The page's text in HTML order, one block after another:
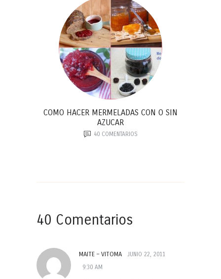
COMO HACER MERMELADAS CON O SIN
AZUCAR
40COMENTARIOS
40 Comentarios
MAITE – VITOMA
JUNIO 22, 2011
9:30 AM